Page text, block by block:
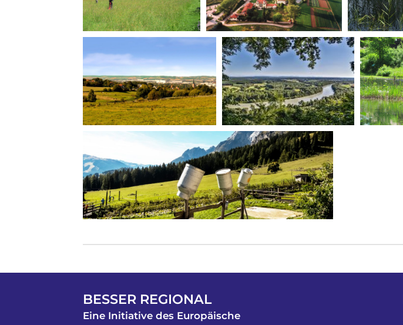
BESSER REGIONAL
Eine Initiative des Europäische